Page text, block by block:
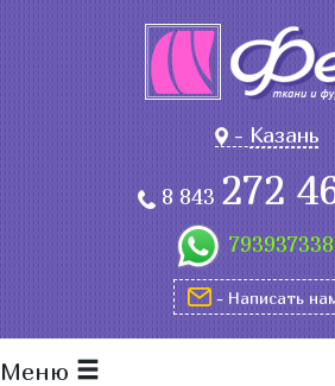
-Казань
8 843272
- Написать
Меню